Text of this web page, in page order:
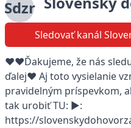
Sdzr
Sledovať kanál
❤️❤️Ďakujeme, že nás
ďalej❤️ Aj toto vysielanie
pravidelným príspevkom,
tak urobiť TU: ▶:
https://